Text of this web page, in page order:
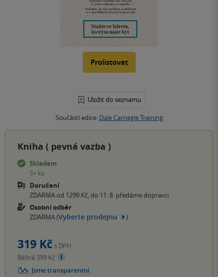
Prolistovat
Uložit do seznamu
Součástí edice: Dale Carnegie Training
Kniha ( pevná vazba )
Skladem
5+ ks
Doručení
ZDARMA od 1299 Kč, do 11. 8. předáme dopravci
Osobní odběr
ZDARMA (Vyberte prodejnu )
319 Kč s DPH
Běžně 399 Kč
Jsme transparentní